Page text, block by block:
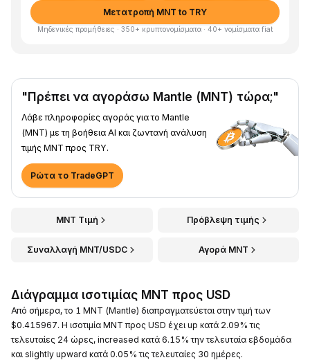
Μετατροπή MNT to TRY
Μηδενικές προμήθειες · 350+ κρυπτονομίσματα · 40+ νομίσματα fiat
"Πρέπει να αγοράσω Mantle (MNT) τώρα;"
Λάβε πληροφορίες αγοράς για το Mantle
(MNT) με τη βοήθεια AI και ζωντανή ανάλυση
τιμής MNT προς TRY.
Ρώτα το TradeGPT
MNT Τιμή Πρόβλεψη τιμής
Συναλλαγή MNT/USDC Αγορά MNT
Διάγραμμα ισοτιμίας MNT προς USD
Από σήμερα, το 1 MNT (Mantle) διαπραγματεύεται στην τιμή των
$0.415967. Η ισοτιμία MNT προς USD έχει up κατά 2.09% τις
τελευταίες 24 ώρες, increased κατά 6.15% την τελευταία εβδομάδα
και slightly upward κατά 0.05% τις τελευταίες 30 ημέρες.